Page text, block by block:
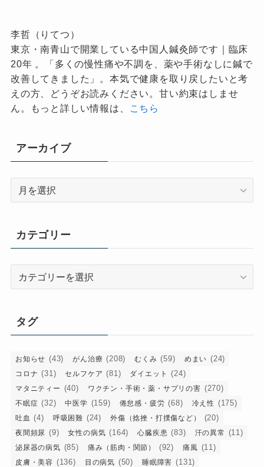
李哲（りてつ）
東京・南青山で開業している中国人鍼灸師です｜臨床
20年 。「多くの慢性痛や不調を、薬や手術なしに鍼で
改善してきました」。本気で健康を取り戻したいと考
えの方、どうぞお読みください。甘い約束はしませ
ん。もっと詳しい情報は、
こちら
アーカイブ
ブ
カテゴリー
ー
タグ
お知らせ (43) がん治療 (208) むくみ (59) めまい (24)
コロナ (31) セルフケア (81) ダイエット (24)
マタニティー (40) ワクチン・手術・薬・サプリの害 (270)
不眠症 (32) 中医学 (159) 倦怠感・疲労 (68) 冷え性 (175)
吐血 (4) 呼吸困難 (24) 外傷（捻挫・打撲傷など） (20)
夜間頻尿 (9) 女性の病気 (164) 心臓疾患 (83) 汗の異常 (11)
泌尿器の病気 (85) 痛み（筋肉・関節） (92) 痛風 (11)
皮膚・美容 (136) 目の病気 (50) 睡眠障害 (131)